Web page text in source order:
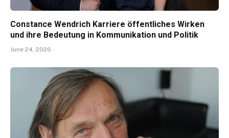
Constance Wendrich Karriere öffentliches Wirken
und ihre Bedeutung in Kommunikation und Politik
June 24, 2026